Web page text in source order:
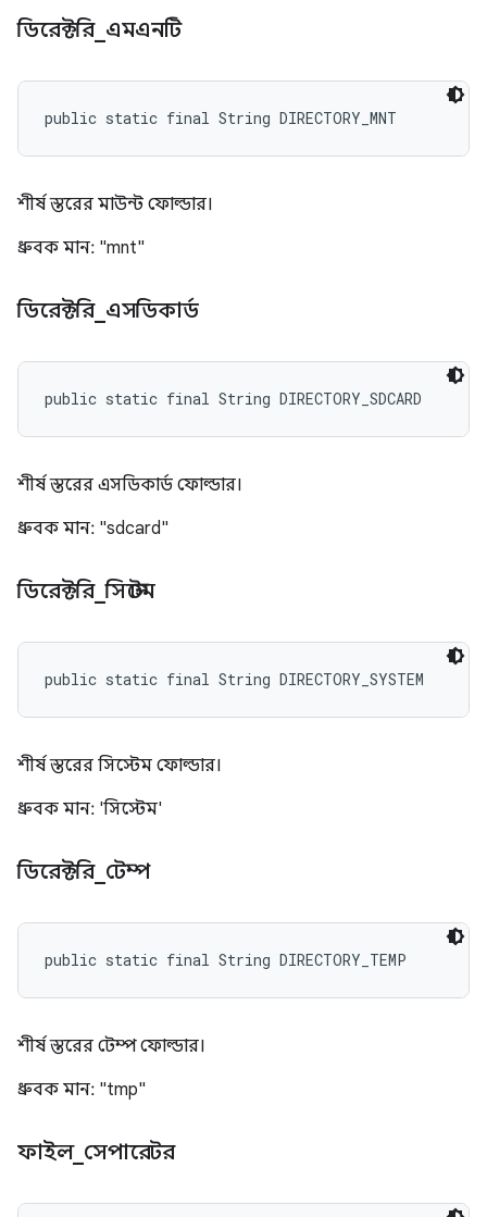
ডিরেক্টরি_ এমএনটি
public static final String DIRECTORY_MNT
শীর্ষ স্তরের মাউন্ট ফোল্ডার।
ধ্রুবক মান: "mnt"
ডিরেক্টরি_ এসডিকার্ড
public static final String DIRECTORY_SDCARD
শীর্ষ স্তরের এসডিকার্ড ফোল্ডার।
ধ্রুবক মান: "sdcard"
ডিরেক্টরি_সিস্টেম
public static final String DIRECTORY_SYSTEM
শীর্ষ স্তরের সিস্টেম ফোল্ডার।
ধ্রুবক মান: 'সিস্টেম'
ডিরেক্টরি_ টেম্প
public static final String DIRECTORY_TEMP
শীর্ষ স্তরের টেম্প ফোল্ডার।
ধ্রুবক মান: "tmp"
ফাইল_ সেপারেটর